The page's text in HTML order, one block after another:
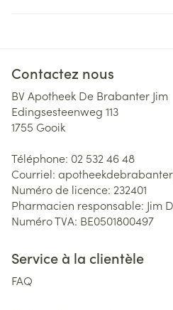
Contactez nous
BV Apotheek De Brabanter Jim
Edingsesteenweg 113
1755 Gooik
Téléphone: 02 532 46 48
Courriel:
Numéro de licence: 232401
Pharmacien responsable: Jim
Numéro TVA: BE0501800497
Service à la clientèle
FAQ